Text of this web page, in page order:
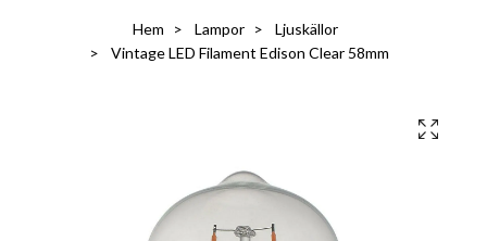
Hem Lampor
Ljuskällor
Vintage LED Filament Edison Clear 58mm